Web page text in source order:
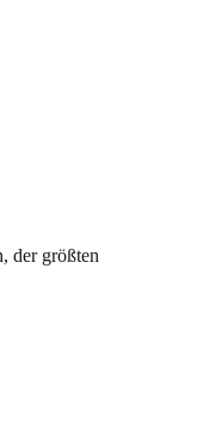
der größten